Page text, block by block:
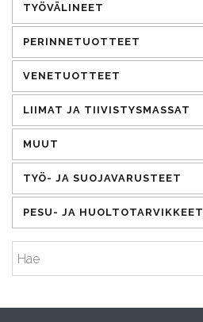
TYÖVÄLINEET
PERINNETUOTTEET
VENETUOTTEET
LIIMAT JA TIIVISTYSMASSAT
MUUT
TYÖ- JA SUOJAVARUSTEET
PESU- JA HUOLTOTARVIKKEET